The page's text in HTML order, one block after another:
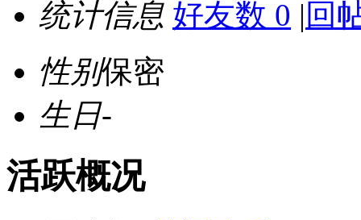
统计信息 好友数 0 | 回
性别保密
生日-
活跃概况